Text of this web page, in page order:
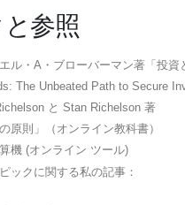
参照
ル・A・ブローバーマン著「投資
The Unbeated Path to Secure
と Stan Richelson 著
の原則」（オンライン教科書）
機 (オンライン ツール)
ックに関する私の記事：